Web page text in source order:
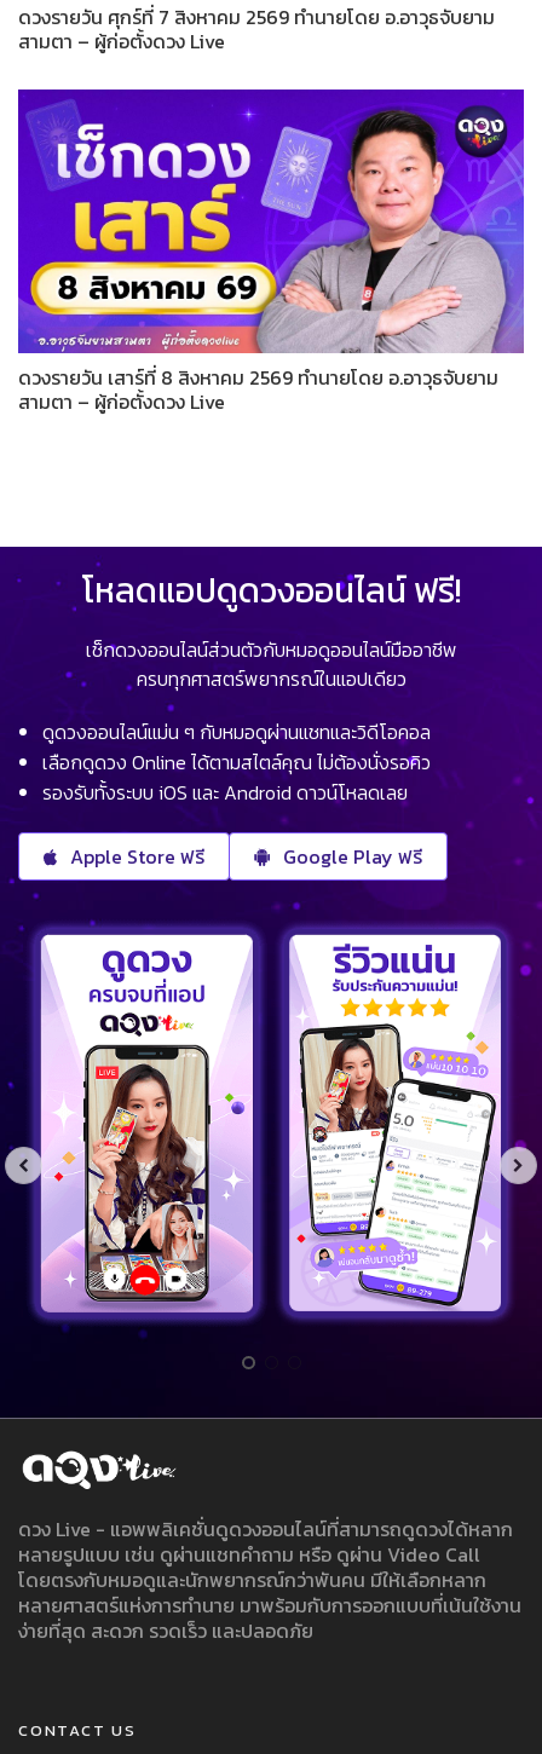
ดวงรายวัน ศุกร์ที่ 7 สิงหาคม 2569 ทำนายโดย อ.อาวุธจับยาม
สามตา – ผู้ก่อตั้งดวง Live
ดวงรายวัน เสาร์ที่ 8 สิงหาคม 2569 ทำนายโดย อ.อาวุธจับยาม
สามตา – ผู้ก่อตั้งดวง Live
โหลดแอปดูดวงออนไลน์ ฟรี!
เช็กดวงออนไลน์ส่วนตัวกับหมอดูออนไลน์มืออาชีพ
ครบทุกศาสตร์พยากรณ์ในแอปเดียว
ดูดวงออนไลน์แม่น ๆ กับหมอดูผ่านแชทและวิดีโอคอล
เลือกดูดวง Online ได้ตามสไตล์คุณ ไม่ต้องนั่งรอคิว
รองรับทั้งระบบ iOS และ Android ดาวน์โหลดเลย
Apple Store ฟรี Google Play ฟรี
ดวง Live - แอพพลิเคชั่นดูดวงออนไลน์ที่สามารถดูดวงได้หลาก
หลายรูปแบบ เช่น ดูผ่านแชทคำถาม หรือ ดูผ่าน Video Call
โดยตรงกับหมอดูและนักพยากรณ์กว่าพันคน มีให้เลือกหลาก
หลายศาสตร์แห่งการทำนาย มาพร้อมกับการออกแบบที่เน้นใช้งาน
ง่ายที่สุด สะดวก รวดเร็ว และปลอดภัย
CONTACT US